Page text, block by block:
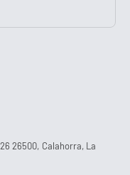
26500, Calahorra, La